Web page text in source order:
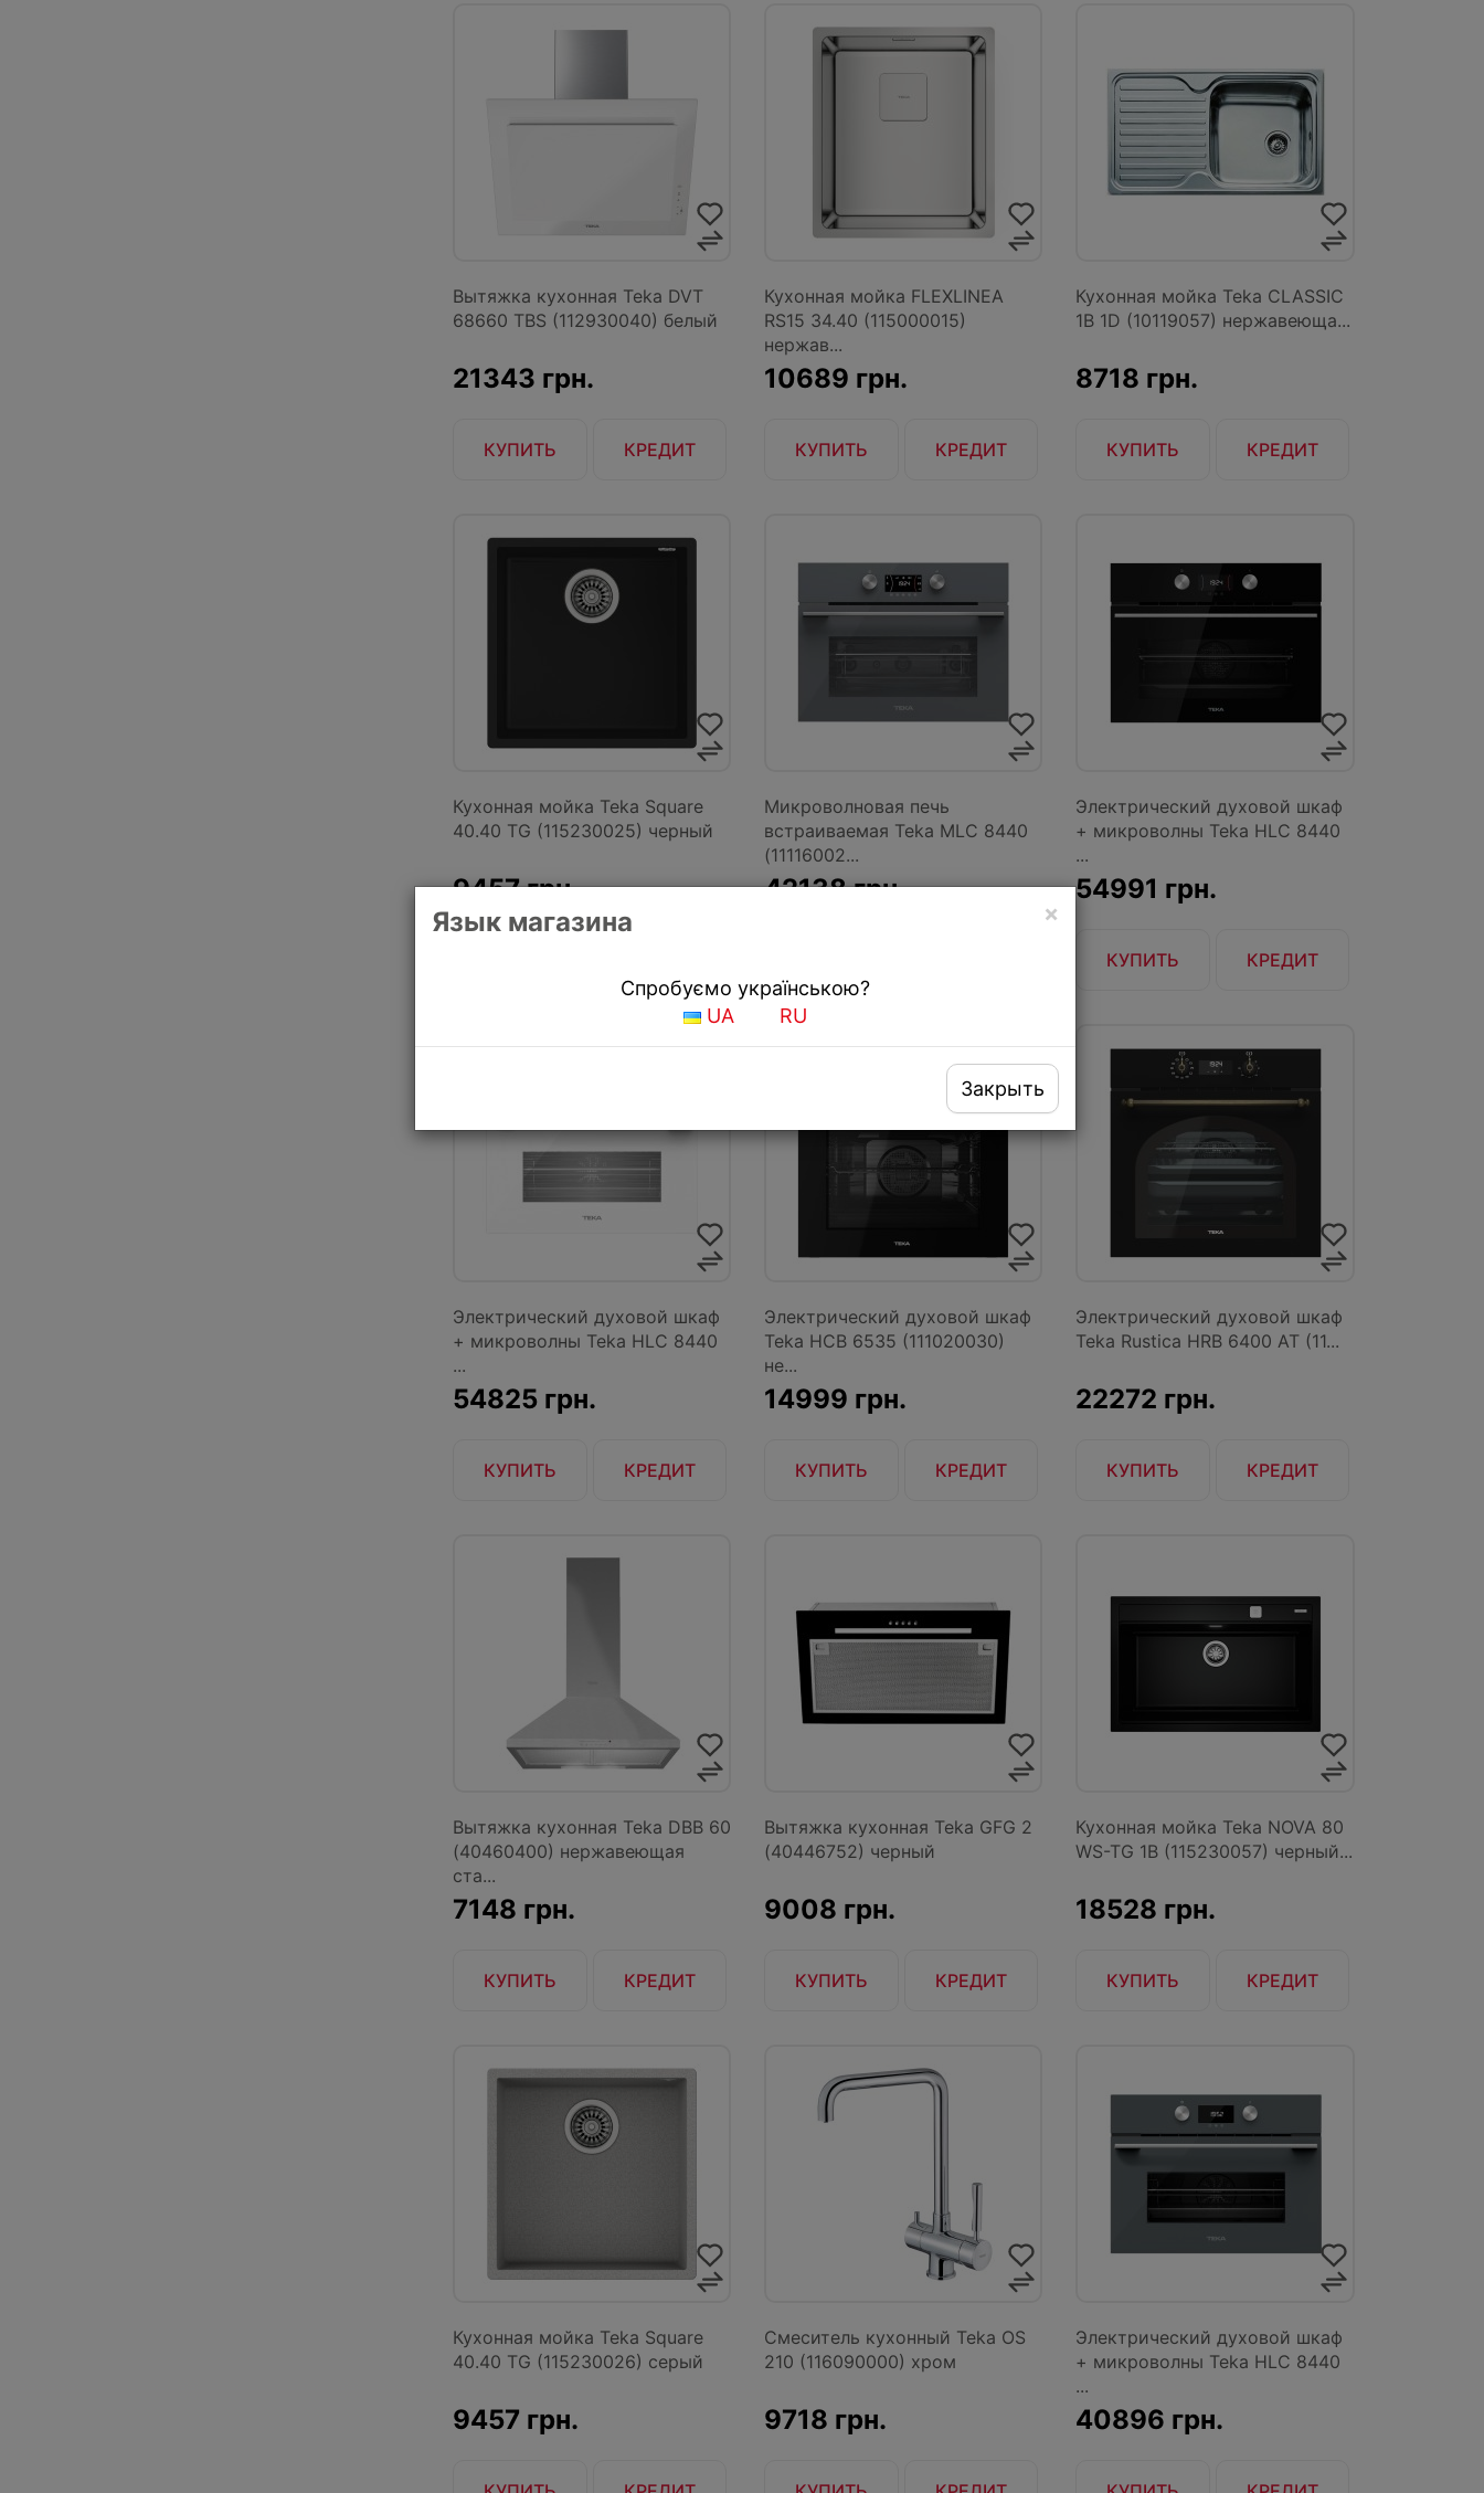
×
Язык магазина
Спробуємо українською?
UA
RU
Закрыть
Вытяжка кухонная Teka DVT
68660 TBS (112930040) белый
21343 грн.
КУПИТЬ КРЕДИТ
Кухонная мойка FLEXLINEA
RS15 34.40 (115000015)
нержав...
10689 грн.
КУПИТЬ КРЕДИТ
Кухонная мойка Teka CLASSIC
1B 1D (10119057) нержавеюща...
8718 грн.
КУПИТЬ КРЕДИТ
Кухонная мойка Teka Square
40.40 TG (115230025) черный
9457 грн.
Микроволновая печь
встраиваемая Teka MLC 8440
(11116002...
42138 грн.
Электрический духовой шкаф
+ микроволны Teka HLC 8440
...
54991 грн.
КУПИТЬ КРЕДИТ
Электрический духовой шкаф
+ микроволны Teka HLC 8440
...
54825 грн.
КУПИТЬ КРЕДИТ
НОВИНКА
Электрический духовой шкаф
Teka HCB 6535 (111020030)
не...
14999 грн.
КУПИТЬ КРЕДИТ
Электрический духовой шкаф
Teka Rustica HRB 6400 AT (11...
22272 грн.
КУПИТЬ КРЕДИТ
Вытяжка кухонная Teka DBB 60
(40460400) нержавеющая
ста...
7148 грн.
КУПИТЬ КРЕДИТ
Вытяжка кухонная Teka GFG 2
(40446752) черный
9008 грн.
КУПИТЬ КРЕДИТ
Кухонная мойка Teka NOVA 80
WS-TG 1B (115230057) черный...
18528 грн.
КУПИТЬ КРЕДИТ
Кухонная мойка Teka Square
40.40 TG (115230026) серый
9457 грн.
Смеситель кухонный Teka OS
210 (116090000) хром
9718 грн.
Электрический духовой шкаф
+ микроволны Teka HLC 8440
...
40896 грн.